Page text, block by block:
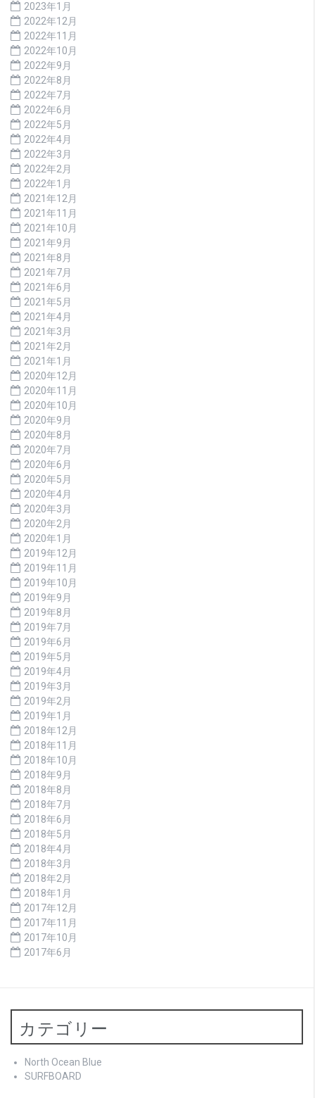
2023年1月
2022年12月
2022年11月
2022年10月
2022年9月
2022年8月
2022年7月
2022年6月
2022年5月
2022年4月
2022年3月
2022年2月
2022年1月
2021年12月
2021年11月
2021年10月
2021年9月
2021年8月
2021年7月
2021年6月
2021年5月
2021年4月
2021年3月
2021年2月
2021年1月
2020年12月
2020年11月
2020年10月
2020年9月
2020年8月
2020年7月
2020年6月
2020年5月
2020年4月
2020年3月
2020年2月
2020年1月
2019年12月
2019年11月
2019年10月
2019年9月
2019年8月
2019年7月
2019年6月
2019年5月
2019年4月
2019年3月
2019年2月
2019年1月
2018年12月
2018年11月
2018年10月
2018年9月
2018年8月
2018年7月
2018年6月
2018年5月
2018年4月
2018年3月
2018年2月
2018年1月
2017年12月
2017年11月
2017年10月
2017年6月
カテゴリー
North Ocean Blue
SURFBOARD